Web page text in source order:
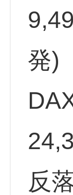
発)
反